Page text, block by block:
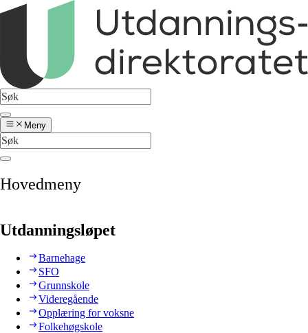
Meny
Hovedmeny
Utdanningsløpet
Barnehage
SFO
Grunnskole
Videregående
Opplæring for voksne
Folkehøgskole